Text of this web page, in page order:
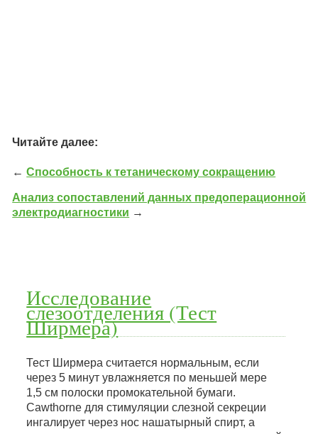
Читайте далее:
←Способность к тетаническому сокращению
Анализ сопоставлений данных предоперационной
электродиагностики →
Исследование
слезоотделения (Тест
Ширмера)
Тест Ширмера считается нормальным, если
через 5 минут увлажняется по меньшей мере
1,5 см полоски промокательной бумаги.
Cawthorne для стимуляции слезной секреции
ингалирует через нос нашатырный спирт, а